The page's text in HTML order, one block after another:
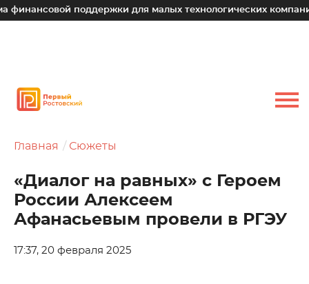
поддержки для малых технологических компаний
Главная Сюжеты
«Диалог на равных» с Героем
России Алексеем
Афанасьевым провели в РГЭУ
17:37, 20 февраля 2025